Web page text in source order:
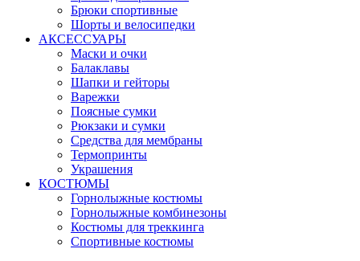
Брюки спортивные
Шорты и велосипедки
АКСЕССУАРЫ
Маски и очки
Балаклавы
Шапки и гейторы
Варежки
Поясные сумки
Рюкзаки и сумки
Средства для мембраны
Термопринты
Украшения
КОСТЮМЫ
Горнолыжные костюмы
Горнолыжные комбинезоны
Костюмы для треккинга
Спортивные костюмы